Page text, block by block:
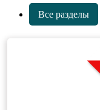
Все разделы